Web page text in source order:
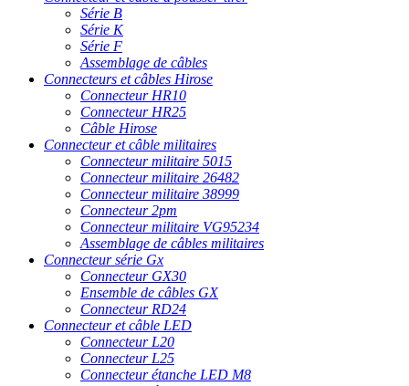
Série B
Série K
Série F
Assemblage de câbles
Connecteurs et câbles Hirose
Connecteur HR10
Connecteur HR25
Câble Hirose
Connecteur et câble militaires
Connecteur militaire 5015
Connecteur militaire 26482
Connecteur militaire 38999
Connecteur 2pm
Connecteur militaire VG95234
Assemblage de câbles militaires
Connecteur série Gx
Connecteur GX30
Ensemble de câbles GX
Connecteur RD24
Connecteur et câble LED
Connecteur L20
Connecteur L25
Connecteur étanche LED M8